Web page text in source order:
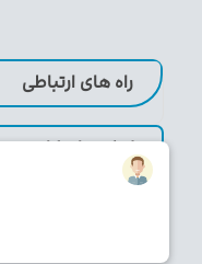
راه های ارتباطی
لینک های کاربردی